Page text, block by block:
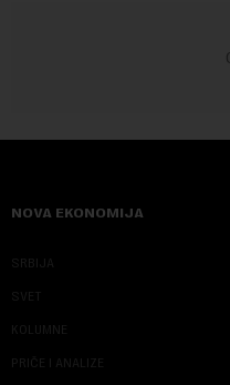
NOVA EKONOMIJA
SRBIJA
SVET
KOLUMNE
PRIČE I ANALIZE